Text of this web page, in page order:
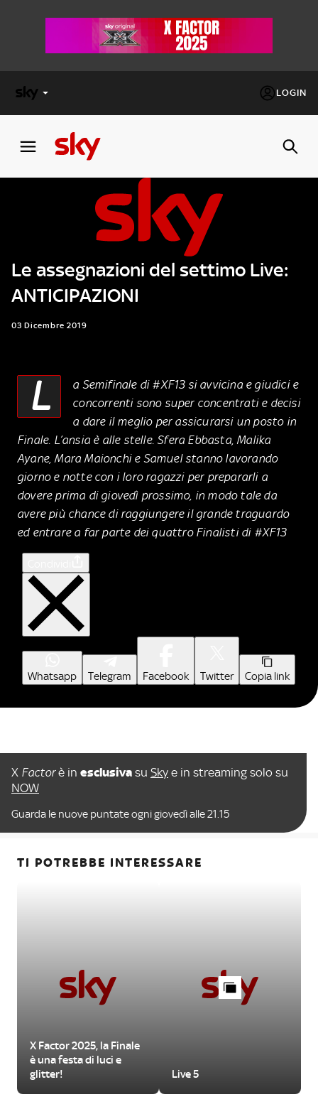
LOGIN
FACTOR
Cos’altro vedere:
PROGRAMMI SKY
Un mondo di offerte:
SKY.IT
Le assegnazioni del settimo Live:
ANTICIPAZIONI
03 Dicembre 2019
L
a Semifinale di #XF13 si avvicina e giudici e
concorrenti sono super concentrati e decisi
a dare il meglio per assicurarsi un posto in
Finale. L’ansia è alle stelle. Sfera Ebbasta, Malika
Ayane, Mara Maionchi e Samuel stanno lavorando
giorno e notte con i loro ragazzi per prepararli a
dovere prima di giovedì prossimo, in modo tale da
avere più chance di raggiungere il grande traguardo
ed entrare a far parte dei quattro Finalisti di #XF13
Whatsapp Telegram Facebook Twitter Copia link
X Factorè in esclusiva su Sky e in streaming solo su
NOW
Guarda le nuove puntate ogni giovedì alle 21.15
TI POTREBBE INTERESSARE
X Factor 2025, la Finale
è una festa di luci e
glitter!
Live 5